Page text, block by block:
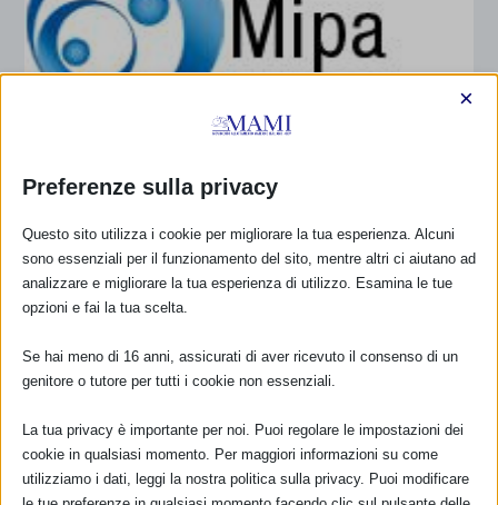
SENO MIPA – RIETI
di Annalisa Paini | Gen 29, 2017 | Anno 2017 Ottobre 2017|
13, 14, 15 ottobre 2017 – RIETI Allattamento al seno:
corso avanzato organizzato dal MIPA...
PER SAPERNE DI PIÙ
CALENDARIO EVENTI
Preferenze sulla privacy
×
Questo sito utilizza i cookie per migliorare la tua esperienza. Alcuni
sono essenziali per il funzionamento del sito, mentre altri ci aiutano ad
analizzare e migliorare la tua esperienza di utilizzo. Esamina le tue
opzioni e fai la tua scelta.
Se hai meno di 16 anni, assicurati di aver ricevuto il consenso di un
genitore o tutore per tutti i cookie non essenziali.
La tua privacy è importante per noi. Puoi regolare le impostazioni dei
cookie in qualsiasi momento. Per maggiori informazioni su come
utilizziamo i dati, leggi la nostra politica sulla privacy. Puoi modificare